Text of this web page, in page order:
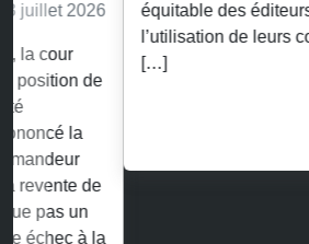
équitable des éditeurs de
l’utilisation de leurs